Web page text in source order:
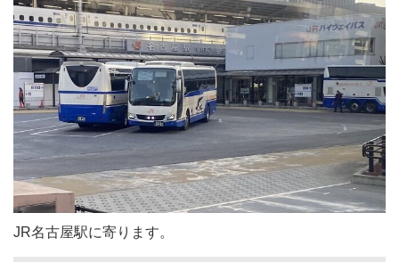
JR名古屋駅に寄ります。